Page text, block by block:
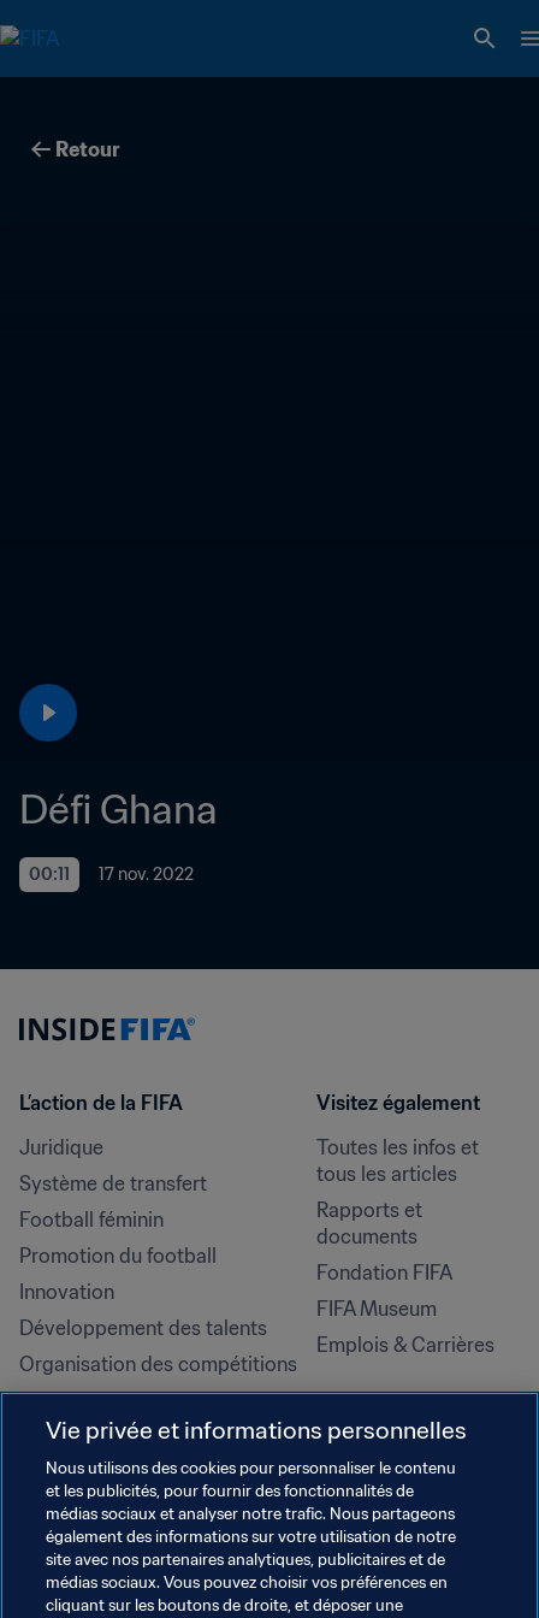
Retour
Défi Ghana
00:11 17 nov. 2022
L’action de la FIFA
Juridique
Système de transfert
Football féminin
Promotion du football
Innovation
Développement des talents
Organisation des compétitions
Développement durable
Droits de l'homme et lutte contre
la discrimination
Santé et médical
Initiatives en matière de
formation
Visitez également
Toutes les infos et
tous les articles
Rapports et
documents
Fondation FIFA
FIFA Museum
Emplois & Carrières
Vie privée et informations personnelles
Nous utilisons des cookies pour personnaliser le contenu
et les publicités, pour fournir des fonctionnalités de
médias sociaux et analyser notre trafic. Nous partageons
également des informations sur votre utilisation de notre
site avec nos partenaires analytiques, publicitaires et de
médias sociaux. Vous pouvez choisir vos préférences en
cliquant sur les boutons de droite, et déposer une